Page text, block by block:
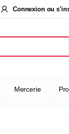
Connexion ou
Mercerie